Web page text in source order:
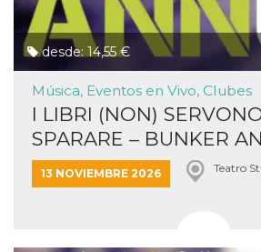
desde: 14,55 €
Música, Eventos en Vivo, Clubes
I LIBRI (NON)
SPARARE – BUNKER
13 NOVIEMBRE 2026 Teatro